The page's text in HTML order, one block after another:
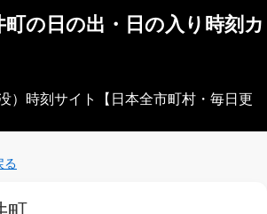
町の日の出・日の入り時刻カ
）時刻サイト【日本全市町村・毎日更
る